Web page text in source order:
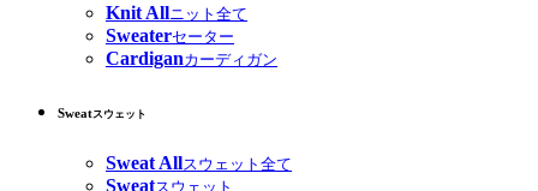
Knit Allニット全て
Sweaterセーター
Cardiganカーディガン
Sweatスウェット
Sweat Allスウェット全て
Sweatスウェット